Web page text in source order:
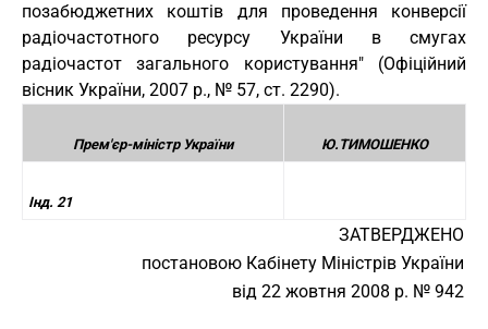
позабюджетних коштів для проведення конверсії
радіочастотного ресурсу України в смугах
радіочастот загального користування" (Офіційний
вісник України, 2007 р., № 57, ст. 2290).
Прем'єр-міністр України Ю.ТИМОШЕНКО
Інд. 21
ЗАТВЕРДЖЕНО
постановою Кабінету Міністрів України
від 22 жовтня 2008 р. № 942